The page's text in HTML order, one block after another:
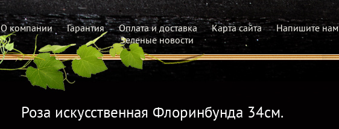
О компании Гарантия Оплата и доставка Карта сайта Напишите нам
Зеленые новости
Роза искусственная Флоринбунда 34см.